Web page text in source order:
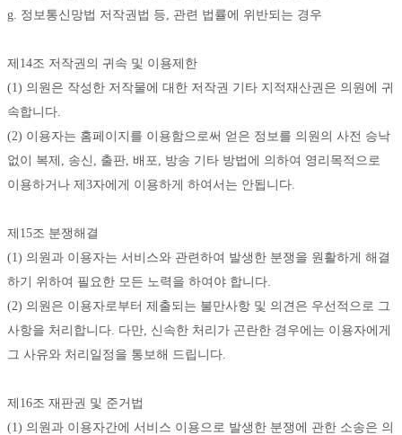
g. 정보통신망법 저작권법 등, 관련 법률에 위반되는 경우
제14조 저작권의 귀속 및 이용제한
(1) 의원은 작성한 저작물에 대한 저작권 기타 지적재산권은 의원에 귀
속합니다.
(2) 이용자는 홈페이지를 이용함으로써 얻은 정보를 의원의 사전 승낙
없이 복제, 송신, 출판, 배포, 방송 기타 방법에 의하여 영리목적으로
이용하거나 제3자에게 이용하게 하여서는 안됩니다.
제15조 분쟁해결
(1) 의원과 이용자는 서비스와 관련하여 발생한 분쟁을 원활하게 해결
하기 위하여 필요한 모든 노력을 하여야 합니다.
(2) 의원은 이용자로부터 제출되는 불만사항 및 의견은 우선적으로 그
사항을 처리합니다. 다만, 신속한 처리가 곤란한 경우에는 이용자에게
그 사유와 처리일정을 통보해 드립니다.
제16조 재판권 및 준거법
(1) 의원과 이용자간에 서비스 이용으로 발생한 분쟁에 관한 소송은 의